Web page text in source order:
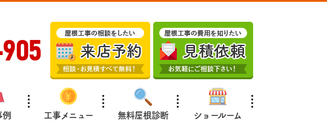
例 工事メニュー 無料屋根診断 ショールーム